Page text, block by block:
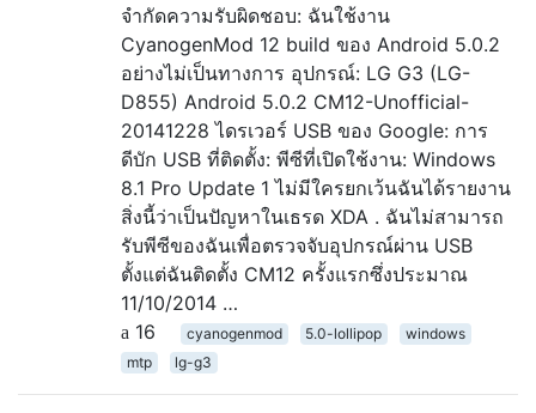
จำกัดความรับผิดชอบ: ฉันใช้งาน
CyanogenMod 12 build ของ Android 5.0.2
อย่างไม่เป็นทางการ อุปกรณ์: LG G3 (LG-
D855) Android 5.0.2 CM12-Unofficial-
20141228 ไดรเวอร์ USB ของ Google: การ
ดีบัก USB ที่ติดตั้ง: พีซีที่เปิดใช้งาน: Windows
8.1 Pro Update 1 ไม่มีใครยกเว้นฉันได้รายงาน
สิ่งนี้ว่าเป็นปัญหาในเธรด XDA . ฉันไม่สามารถ
รับพีซีของฉันเพื่อตรวจจับอุปกรณ์ผ่าน USB
ตั้งแต่ฉันติดตั้ง CM12 ครั้งแรกซึ่งประมาณ
11/10/2014 …
16
cyanogenmod 5.0-lollipop
windows
mtp
lg-g3